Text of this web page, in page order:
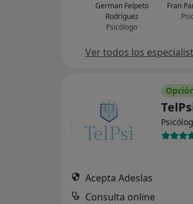
German Felpeto
Rodríguez
Psicólogo
Fran
Ver todos los
Acepta Adeslas
Consulta online